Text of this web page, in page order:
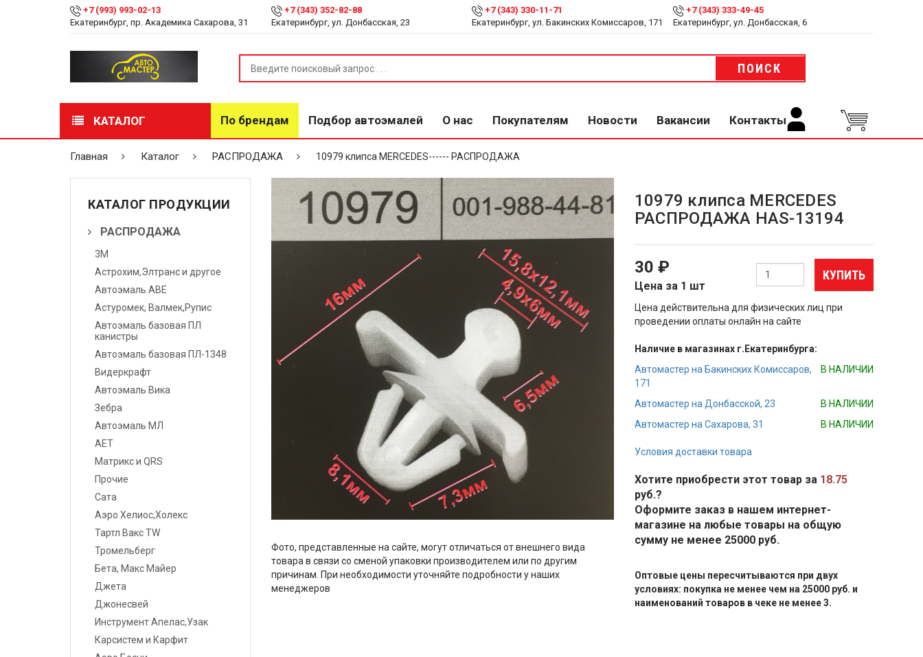
+7 (993) 993-02-13
Екатеринбург, пр. Академика Сахарова, 31
+7 (343) 352-82-88
Екатеринбург, ул. Донбасская, 23
+7 (343) 330-11-71
Екатеринбург, ул. Бакинских Комиссаров, 171
+7 (343) 333-49-45
Екатеринбург, ул. Донбасская, 6
ПОИСК
КАТАЛОГ По брендам Подбор автоэмалей О нас Покупателям Новости Вакансии Контакты
РАСПРОДАЖА
Лакокрасочные
материалы
Инструмент
Оборудование
Полировальные системы
Антикоррозионные
Герметики, Клеи
Растворители
Ремонт пластика
Средства индивидуальной
защиты (СИЗ)
Маскировочные
Главная Каталог РАСПРОДАЖА 10979 клипса MERCEDES------ РАСПРОДАЖА
КАТАЛОГ ПРОДУКЦИИ
РАСПРОДАЖА
3М
Астрохим,Элтранс и другое
Автоэмаль АВЕ
Астуромек, Валмек,Рупис
Автоэмаль базовая ПЛ
канистры
Автоэмаль базовая ПЛ-1348
Видеркрафт
Автоэмаль Вика
Зебра
Автоэмаль МЛ
АЕТ
Матрикс и QRS
Прочие
Сата
Аэро Хелиос,Холекс
Тартл Вакс TW
Тромельберг
Бета, Макс Майер
Джета
Джонесвей
Инструмент Апелас,Узак
Карсистем и Карфит
Фото, представленные на сайте, могут отличаться от внешнего вида
товара в связи со сменой упаковки производителем или по другим
причинам. При необходимости уточняйте подробности у наших
менеджеров
10979 клипса MERCEDES
РАСПРОДАЖА HAS-13194
30 ₽
Цена за 1 шт
КУПИТЬ
Цена действительна для физических лиц при
проведении оплаты онлайн на сайте
Наличие в магазинах г.Екатеринбурга:
Автомастер на Бакинских Комиссаров,
171
В НАЛИЧИИ
Автомастер на Донбасской, 23
В НАЛИЧИИ
Автомастер на Сахарова, 31
В НАЛИЧИИ
Условия доставки товара
Хотите приобрести этот товар за 18.75
руб.?
Оформите заказ в нашем интернет-
магазине на любые товары на общую
сумму не менее 25000 руб.
Оптовые цены пересчитываются при двух
условиях: покупка не менее чем на 25000 руб. и
наименований товаров в чеке не менее 3.